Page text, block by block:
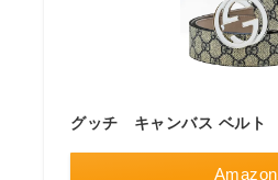
グッチ キャンバス ベルト
Amazon